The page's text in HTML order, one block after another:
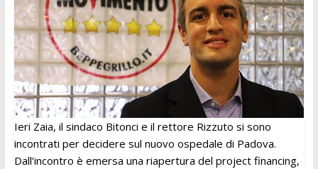
Ieri Zaia, il sindaco Bitonci e il rettore Rizzuto si sono
incontrati per decidere sul nuovo ospedale di Padova.
Dall’incontro è emersa una riapertura del project financing,